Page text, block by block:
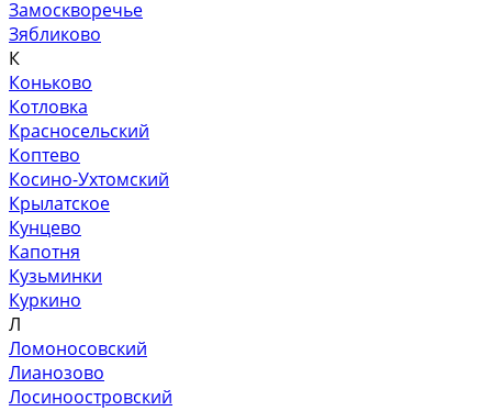
Замоскворечье
Зябликово
К
Коньково
Котловка
Красносельский
Коптево
Косино-Ухтомский
Крылатское
Кунцево
Капотня
Кузьминки
Куркино
Л
Ломоносовский
Лианозово
Лосиноостровский